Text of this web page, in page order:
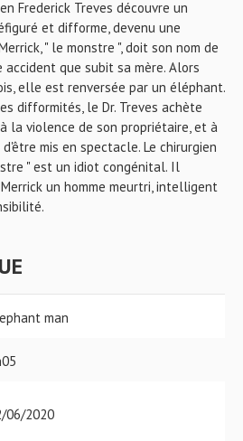
Frederick Treves découvre un
et difforme, devenu une
" le monstre ", doit son nom de
que subit sa mère. Alors
elle est renversée par un éléphant.
difformités, le Dr. Treves achète
la violence de son propriétaire, et à
mis en spectacle. Le chirurgien
" est un idiot congénital. Il
un homme meurtri, intelligent
man
06/2020